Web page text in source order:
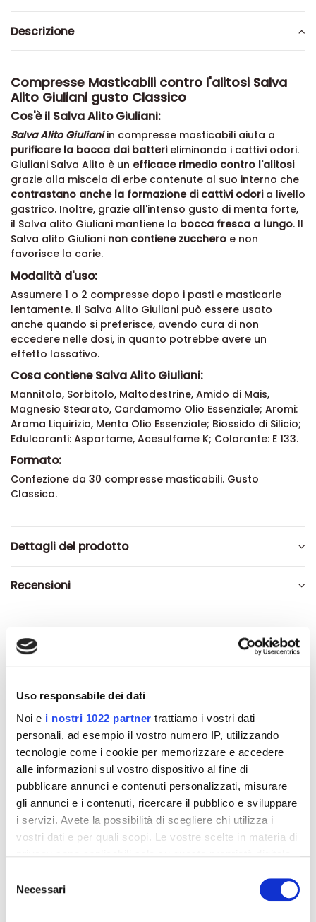
Uso responsabile dei dati
Noi e i nostri 1022 partner trattiamo i vostri dati
personali, ad esempio il vostro numero IP, utilizzando
tecnologie come i cookie per memorizzare e accedere
alle informazioni sul vostro dispositivo al fine di
pubblicare annunci e contenuti personalizzati, misurare
gli annunci e i contenuti, ricercare il pubblico e sviluppare
i servizi. Avete la possibilità di scegliere chi utilizza i
vostri dati e per quali scopi. Le vostre scelte in materia di
modificare o revocare il proprio consenso in qualsiasi
momento dalla Dichiarazione sui cookie o facendo clic
delNecessari
Descrizione
Compresse Masticabili contro l'alitosi Salva
Alito Giuliani gusto Classico
Cos'è il Salva Alito Giuliani:
Salva Alito Giulianiin compresse masticabili aiuta a
purificare la bocca dai batterieliminando i cattivi odori.
Giuliani Salva Alito è un efficace rimedio contro l'alitosi
grazie alla miscela di erbe contenute al suo interno che
contrastano anche la formazione di cattivi odoria livello
gastrico. Inoltre, grazie all'intenso gusto di menta forte,
il Salva alito Giuliani mantiene la bocca fresca a lungo. Il
Salva alito Giuliani non contiene zucchero e non
favorisce la carie.
Modalità d'uso:
Assumere 1 o 2 compresse dopo i pasti e masticarle
lentamente. Il Salva Alito Giuliani può essere usato
anche quando si preferisce, avendo cura di non
eccedere nelle dosi, in quanto potrebbe avere un
effetto lassativo.
Cosa contiene Salva Alito Giuliani:
Mannitolo, Sorbitolo, Maltodestrine, Amido di Mais,
Magnesio Stearato, Cardamomo Olio Essenziale; Aromi:
Aroma Liquirizia, Menta Olio Essenziale; Biossido di Silicio;
Edulcoranti: Aspartame, Acesulfame K; Colorante: E 133.
Formato:
Confezione da 30 compresse masticabili. Gusto
Classico.
Dettagli del prodotto
Recensioni
interessarti